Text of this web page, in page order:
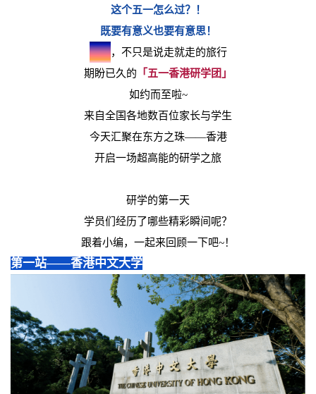
这个五一怎么过？！
既要有意义也要有意思！
研学，不只是说走就走的旅行
期盼已久的 「五一香港研学团」
如约而至啦~
来自全国各地数百位家长与学生
今天汇聚在东方之珠——香港
开启一场超高能的研学之旅
研学的第一天
学员们经历了哪些精彩瞬间呢？
跟着小编，一起来回顾一下吧~！
第一站——香港中文大学